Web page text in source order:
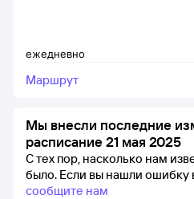
ежедневно
Маршрут
Мы внесли последние
расписание 21 мая 2025
С тех пор, насколько нам
было. Если вы нашли ошибку
сообщите нам